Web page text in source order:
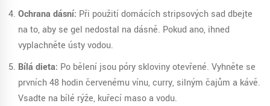
Ochrana dásní: Při použití domácích stripsových sad dbejte
na to, aby se gel nedostal na dásně. Pokud ano, ihned
vyplachněte ústy vodou.
Bílá dieta: Po bělení jsou póry skloviny otevřené. Vyhněte se
prvních 48 hodin červenému vínu, curry, silným čajům a kávě.
Vsadte na bílé rýže, kuřecí maso a vodu.